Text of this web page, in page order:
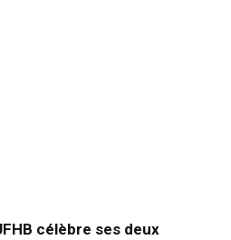
célèbre ses deux